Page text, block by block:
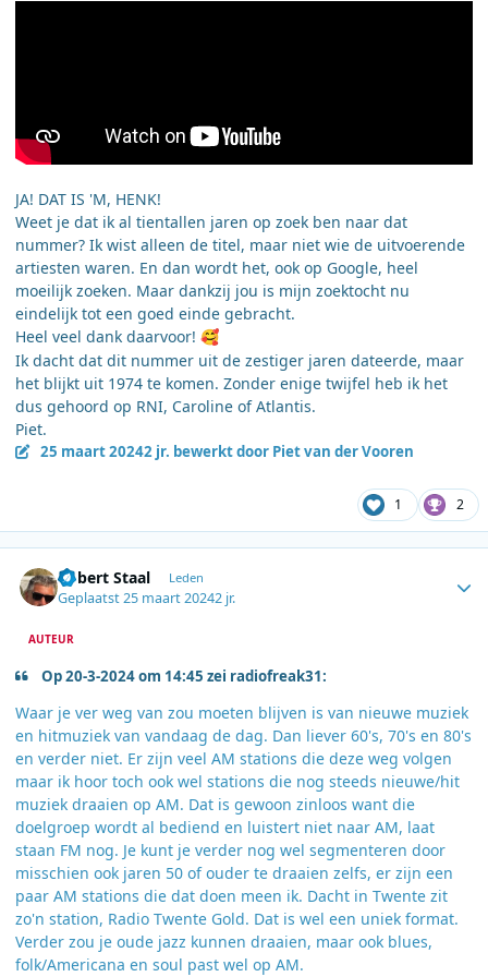
JA! DAT IS 'M, HENK!
Weet je dat ik al tientallen jaren op zoek ben naar dat
nummer? Ik wist alleen de titel, maar niet wie de uitvoerende
artiesten waren. En dan wordt het, ook op Google, heel
moeilijk zoeken. Maar dankzij jou is mijn zoektocht nu
eindelijk tot een goed einde gebracht.
Heel veel dank daarvoor! 🥰
Ik dacht dat dit nummer uit de zestiger jaren dateerde, maar
het blijkt uit 1974 te komen. Zonder enige twijfel heb ik het
dus gehoord op RNI, Caroline of Atlantis.
Piet.
25 maart 20242 jr. bewerkt door Piet van der Vooren
1 2
Robert Staal Leden
Geplaatst25 maart 20242 jr.
AUTEUR
Op 20-3-2024 om 14:45 zei radiofreak31:
Waar je ver weg van zou moeten blijven is van nieuwe muziek
en hitmuziek van vandaag de dag. Dan liever 60's, 70's en 80's
en verder niet. Er zijn veel AM stations die deze weg volgen
maar ik hoor toch ook wel stations die nog steeds nieuwe/hit
muziek draaien op AM. Dat is gewoon zinloos want die
doelgroep wordt al bediend en luistert niet naar AM, laat
staan FM nog. Je kunt je verder nog wel segmenteren door
misschien ook jaren 50 of ouder te draaien zelfs, er zijn een
paar AM stations die dat doen meen ik. Dacht in Twente zit
zo'n station, Radio Twente Gold. Dat is wel een uniek format.
Verder zou je oude jazz kunnen draaien, maar ook blues,
folk/Americana en soul past wel op AM.